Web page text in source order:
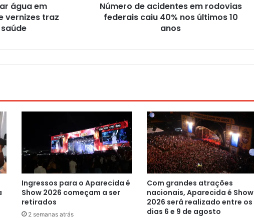
água em
vernizes traz
Número de acidentes em rodovias
federais caiu 40% nos últimos 10
anos
Ingressos para o Aparecida é
Show 2026 começam a ser
retirados
2 semanas atrás
Com grandes atrações
nacionais, Aparecida é Show
2026 será realizado entre os
dias 6 e 9 de agosto